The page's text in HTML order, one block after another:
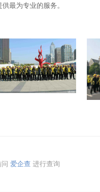
最为专业的服务。
爱企查 进行查询